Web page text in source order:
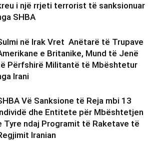
i një rrjeti terrorist të sanksionuar
SHBA
në Irak Vret Anëtarë të Trupave
e Britanike, Mund të Jenë
Përfshirë Militantë të Mbështetur
Irani
Vë Sanksione të Reja mbi 13
dhe Entitete për Mbështetjen
Tyre ndaj Programit të Raketave të
Iranian